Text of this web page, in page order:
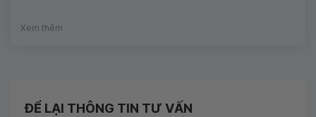
Xem thêm
ĐỂ LẠI THÔNG TIN TƯ VẤN